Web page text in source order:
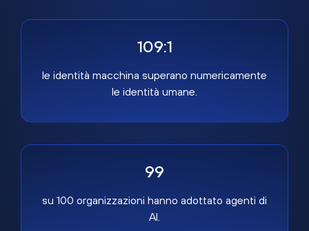
109:1
le identità macchina superano numericamente
le identità umane.
99
su 100 organizzazioni hanno adottato agenti di
AI.